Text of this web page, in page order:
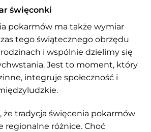
święconki
pokarmów ma także wymiar
tego świątecznego obrzędu
i wspólnie dzielimy się
Jest to moment, który
integruje społeczność i
że tradycja święcenia pokarmów
regionalne różnice. Choć